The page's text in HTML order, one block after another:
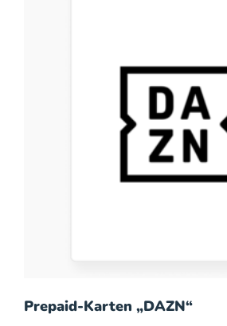
Prepaid-Karten „DAZN“